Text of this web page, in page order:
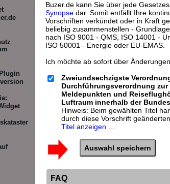
Buzer.de kann Sie über jede
Synopse dar. Somit entfällt Ihre
Vorschriften verkündet oder in Kraft
beliebig zusammenstellen -
nach ISO 9001 - QMS, ISO 14001 -
ISO 50001 - Energie oder EU-EMAS.
Ich möchte ab sofort über
Zweiundsechzigste
Durchführungsverordnung
Meldepunkten und
Luftraum innerhalb der
Hinweis: Beim gewählten Titel
durch diese Vorschrift
Titel anzeigen ...
FAQ